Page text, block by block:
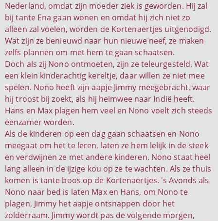
Nederland, omdat zijn moeder ziek is geworden. Hij zal
bij tante Ena gaan wonen en omdat hij zich niet zo
alleen zal voelen, worden de Kortenaertjes uitgenodigd.
Wat zijn ze benieuwd naar hun nieuwe neef, ze maken
zelfs plannen om met hem te gaan schaatsen.
Doch als zij Nono ontmoeten, zijn ze teleurgesteld. Wat
een klein kinderachtig kereltje, daar willen ze niet mee
spelen. Nono heeft zijn aapje Jimmy meegebracht, waar
hij troost bij zoekt, als hij heimwee naar Indië heeft.
Hans en Max plagen hem veel en Nono voelt zich steeds
eenzamer worden.
Als de kinderen op een dag gaan schaatsen en Nono
meegaat om het te leren, laten ze hem lelijk in de steek
en verdwijnen ze met andere kinderen. Nono staat heel
lang alleen in de ijzige kou op ze te wachten. Als ze thuis
komen is tante boos op de Kortenaertjes. 's Avonds als
Nono naar bed is laten Max en Hans, om Nono te
plagen, Jimmy het aapje ontsnappen door het
zolderraam. Jimmy wordt pas de volgende morgen,